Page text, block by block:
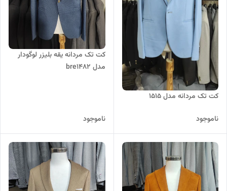
کت تک مردانه مدل 1515
ناموجود
کت تک مردانه یقه بلیزر لوگودار
مدل bre1482
ناموجود